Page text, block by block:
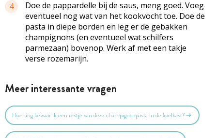
4
Doe de pappardelle bij de saus, meng goed. Voeg
eventueel nog wat van het kookvocht toe. Doe de
pasta in diepe borden en leg er de gebakken
champignons (en eventueel wat schilfers
parmezaan) bovenop. Werk af met een takje
verse rozemarijn.
Meer interessante vragen
Hoe lang bewaar ik een restje van deze champignonpasta in de koelkast?